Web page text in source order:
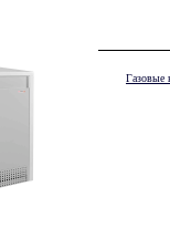
Газовые